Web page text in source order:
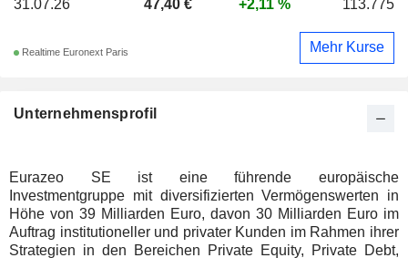
Unternehmensprofil
Eurazeo SE ist eine führende europäische
Investmentgruppe mit diversifizierten Vermögenswerten in
Höhe von 39 Milliarden Euro, davon 30 Milliarden Euro im
Auftrag institutioneller und privater Kunden im Rahmen ihrer
Strategien in den Bereichen Private Equity, Private Debt,
31.07.26
47,40 € +2,11 % 113.775
Realtime Euronext Paris Mehr Kurse